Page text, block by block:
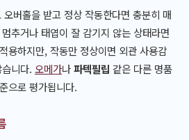
버홀을 받고 정상 작동한다면 충분히 매
추거나 태엽이 잘 감기지 않는 상태라면
용하지만, 작동만 정상이면 외관 사용감
니다. 오메가나파텍필립 같은 다른 명품
으로 평가됩니다.